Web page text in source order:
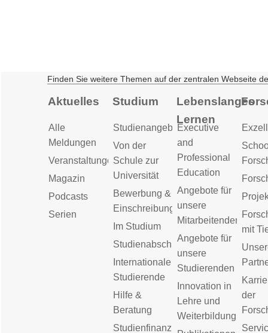
Finden Sie weitere Themen auf der zentralen Webseite
Aktuelles
Alle
Meldungen
Veranstaltungen
Magazin
Podcasts
Serien
Studium
Studienangebot
Von der
Schule zur
Universität
Bewerbung &
Einschreibung
Im Studium
Studienabschluss
Internationale
Studierende
Hilfe &
Beratung
Studienfinanzierung
Lebenslanges
Lernen
Executive
and
Professional
Education
Angebote für
unsere
Mitarbeitenden
Angebote für
unsere
Studierenden
Innovation in
Lehre und
Weiterbildung
mit
der